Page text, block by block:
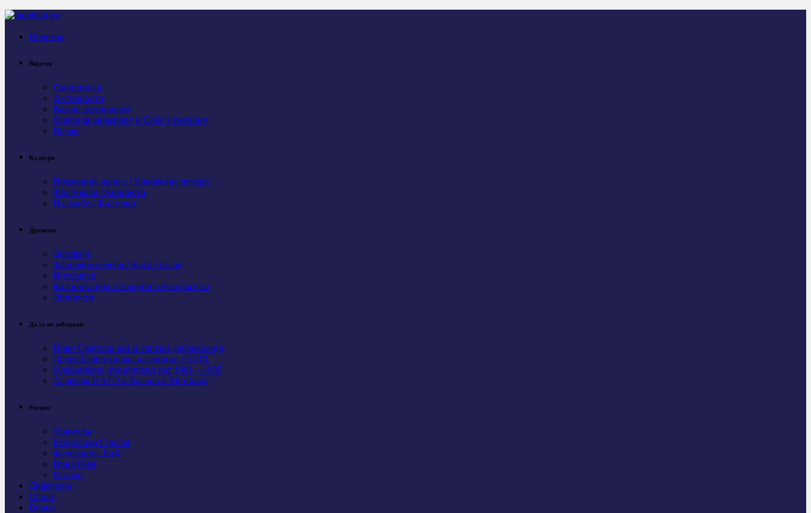
Почетна
Вијести
Саопштења
Активности
Важне активности
Одбор за дијаспору и Србе у региону
Најаве
Култура
Промоције књига / Књижевне вечери
Фестивали / Концерти
Изложбе / Филмови
Друштво
Догађаји
Завичајне вечери / Крсне славе
Интервјуи
Колонизација и колонистичка насеља
Личности
Да се не заборави
Први Свјeтски рат и српски добровољци
Други Свјетски рат и геноцид у НДХ
Одбрамбено отаџбински рат 1991 – 1995
Агресија НАТО и Косово и Метохија
Регион
Хрватска
Република Српска
Федерација БиХ
Црна Гора
Остало
Дијаспора
Спорт
Видео